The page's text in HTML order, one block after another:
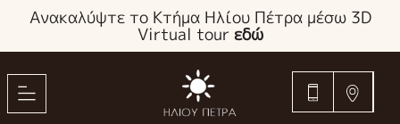
Ανακαλύψτε το Κτήμα Ηλίου Πέτρα μέσω 3D
Virtual tour εδώ